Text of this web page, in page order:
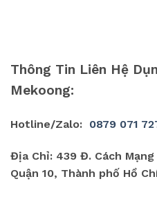
Thông Tin Liên Hệ
Mekoong:
Hotline/Zalo: 0879 071
Địa Chỉ: 439 Đ. Cách
Quận 10, Thành phố Hồ